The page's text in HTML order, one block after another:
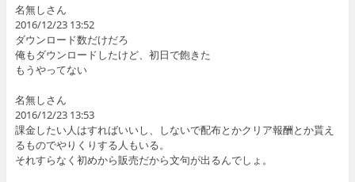
名無しさん
2016/12/23 13:52
ダウンロード数だけだろ
俺もダウンロードしたけど、初日で飽きた
もうやってない
名無しさん
2016/12/23 13:53
課金したい人はすればいいし、しないで配布とかクリア報酬とか貰え
るものでやりくりする人もいる。
それすらなく初めから販売だから文句が出るんでしょ。